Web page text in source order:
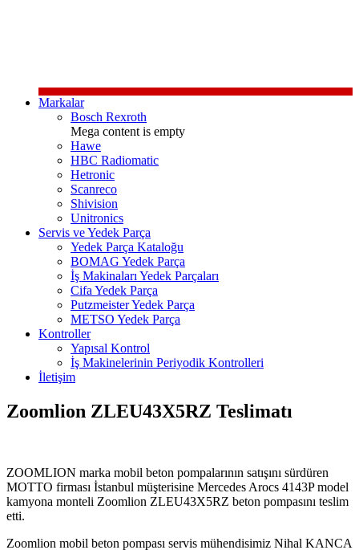
Markalar
Bosch Rexroth
Mega content is empty
Hawe
HBC Radiomatic
Hetronic
Scanreco
Shivision
Unitronics
Servis ve Yedek Parça
Yedek Parça Kataloğu
BOMAG Yedek Parça
İş Makinaları Yedek Parçaları
Cifa Yedek Parça
Putzmeister Yedek Parça
METSO Yedek Parça
Kontroller
Yapısal Kontrol
İş Makinelerinin Periyodik Kontrolleri
İletişim
Zoomlion ZLEU43X5RZ Teslimatı
ZOOMLION marka mobil beton pompalarının satışını sürdüren
MOTTO firması İstanbul müşterisine Mercedes Arocs 4143P model
kamyona monteli Zoomlion ZLEU43X5RZ beton pompasını teslim
etti.
Zoomlion mobil beton pompası servis mühendisimiz Nihal KANCA